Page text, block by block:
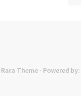
Rara Theme · Powered by: